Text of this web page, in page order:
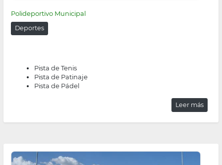
Polideportivo Municipal
Deportes
Pista de Tenis
Pista de Patinaje
Pista de Pádel
Leer más